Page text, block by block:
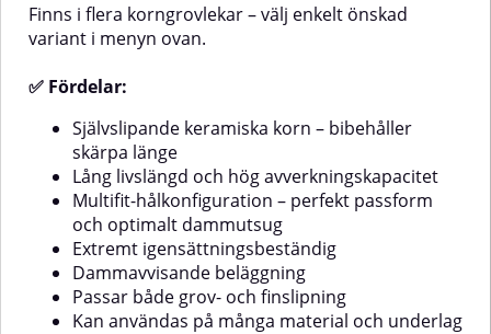
gelcoatMed Mirka Autonet 150
mm får du en sliprondell som
kombinerar effektivitet,
livslängd – för ett professionellt
Finns i flera korngrovlekar – välj enkelt önskad
variant i menyn ovan.
✅ Fördelar:
Självslipande keramiska korn – bibehåller
skärpa länge
Lång livslängd och hög avverkningskapacitet
Multifit-hålkonfiguration – perfekt passform
och optimalt dammutsug
Extremt igensättningsbeständig
Dammavvisande beläggning
Passar både grov- och finslipning
Kan användas på många material och underlag